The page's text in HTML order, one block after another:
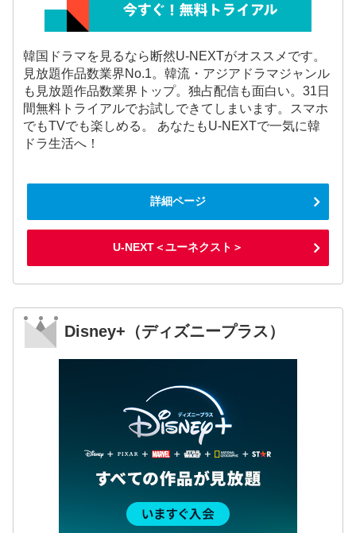
韓国ドラマを見るなら断然U-NEXTがオススメです。
見放題作品数業界No.1。韓流・アジアドラマジャンル
も見放題作品数業界トップ。独占配信も面白い。31日
間無料トライアルでお試しできてしまいます。スマホ
でもTVでも楽しめる。 あなたもU-NEXTで一気に韓
ドラ生活へ！
詳細ページ
U-NEXT＜ユーネクスト＞
Disney+（ディズニープラス）